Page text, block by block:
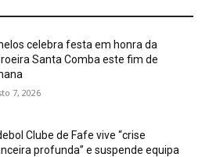
celebra festa em honra da
Santa Comba este fim de
7, 2026
Clube de Fafe vive “crise
profunda” e suspende equipa